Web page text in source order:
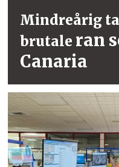
Mindreårig
brutale ran
Canaria